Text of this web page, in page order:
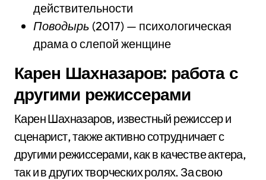
действительности
Поводырь (2017) — психологическая
драма о слепой женщине
Карен Шахназаров: работа с
другими режиссерами
Карен Шахназаров, известный режиссер и
сценарист, также активно сотрудничает с
другими режиссерами, как в качестве актера,
так и в других творческих ролях. За свою